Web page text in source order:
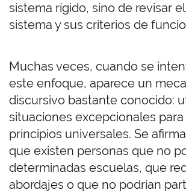
sistema rígido, sino de revisar
sistema y sus criterios de
Muchas veces, cuando se
este enfoque, aparece un
discursivo bastante conocido:
situaciones excepcionales
principios universales. Se
que existen personas que no
determinadas escuelas, que
abordajes o que no podrían